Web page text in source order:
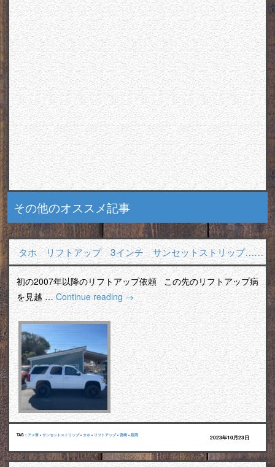
その他のオススメ記事
タホ リフトアップ 3インチ サンセットストリップ……
初の2007年以降のリフトアップ依頼 この先のリフトアップ病
を見越 …Continue reading→
TAG : アメ車 • サンセットストリップ• タホ • リフトアップ• 宮崎 • 延岡 2023年10月23日